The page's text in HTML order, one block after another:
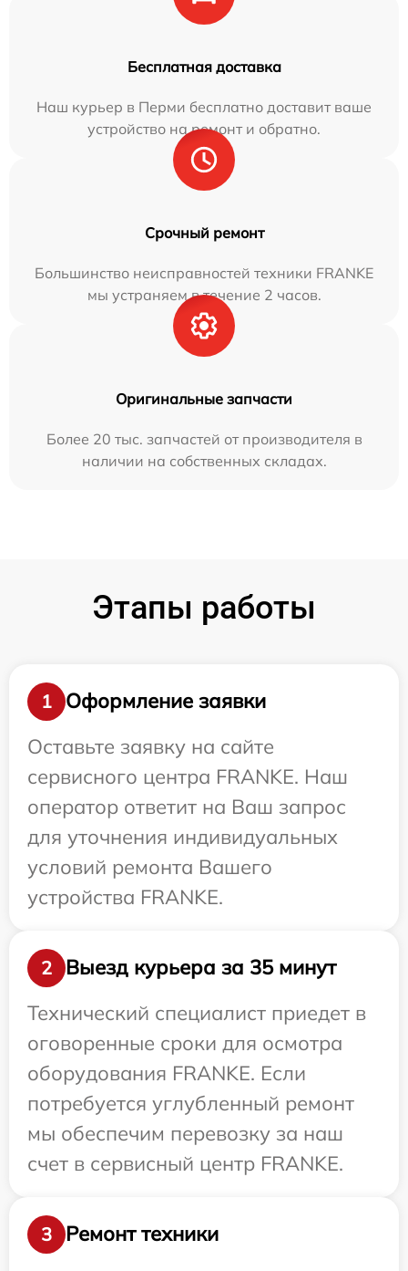
Бесплатная доставка
Наш курьер в Перми бесплатно доставит ваше
устройство на ремонт и обратно.
Срочный ремонт
Большинство неисправностей техники FRANKE
мы устраняем в течение 2 часов.
Оригинальные запчасти
Более 20 тыс. запчастей от производителя в
наличии на собственных складах.
Этапы работы
1
Оформление заявки
Оставьте заявку на сайте
сервисного центра FRANKE. Наш
оператор ответит на Ваш запрос
для уточнения индивидуальных
условий ремонта Вашего
устройства FRANKE.
2
Выезд курьера за 35 минут
Технический специалист приедет в
оговоренные сроки для осмотра
оборудования FRANKE. Если
потребуется углубленный ремонт
мы обеспечим перевозку за наш
счет в сервисный центр FRANKE.
3
Ремонт техники